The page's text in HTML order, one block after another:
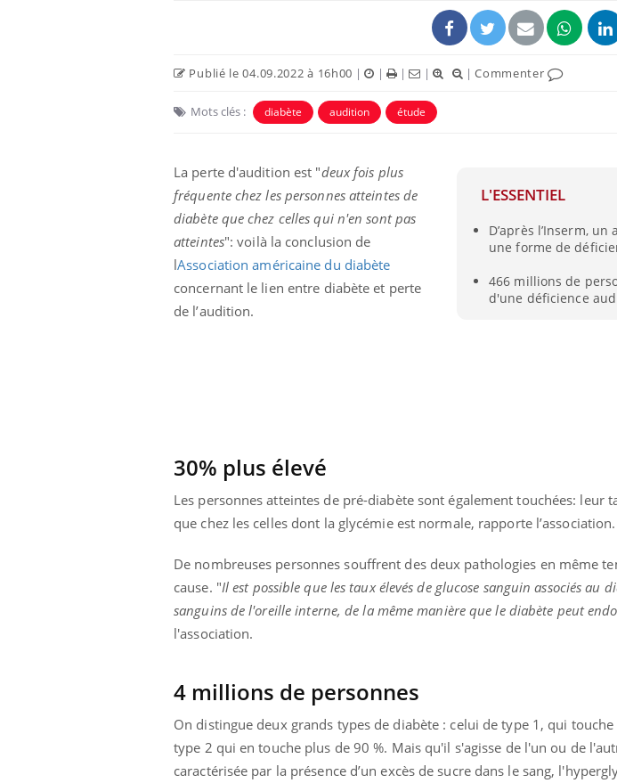
Publié le 04.09.2022 à 16h00 | | | | |Commenter
Mots clés : diabète audition étude
L'ESSENTIEL
D’après l’Inserm,
une forme de
466 millions de
d'une déficience
La perte d'audition est "deux fois plus
fréquente chez les personnes atteintes de
diabète que chez celles qui n'en sont pas
atteintes": voilà la conclusion de
lAssociation américaine du diabète
concernant le lien entre diabète et perte
de l’audition.
30% plus élevé
Les personnes atteintes de pré-diabète sont également touchées: leur
que chez les celles dont la glycémie est normale, rapporte l’association.
De nombreuses personnes souffrent des deux pathologies en même
cause. "Il est possible que les taux élevés de glucose sanguin associés au
sanguins de l'oreille interne, de la même manière que le diabète peut
l'association.
4 millions de personnes
On distingue deux grands types de diabète : celui de type 1, qui
type 2 qui en touche plus de 90 %. Mais qu'il s'agisse de l'un ou de
caractérisée par la présence d’un excès de sucre dans le sang,
Eczéma Chronique des Mains :
expliquer ma maladie Youtube
Il y a des sujets qui sont faciles à aborder...
d'autres non ! D'un côté, poser des
questions sur la maladie d'un proche c'est
Youtube
Carence en fer : comprendre pour
prévenir Youtube
Fatigue, irritabilité, brouillard mental ou
même alopécie… Les symptômes de la
carence en fer sont multiples ce qui la
...